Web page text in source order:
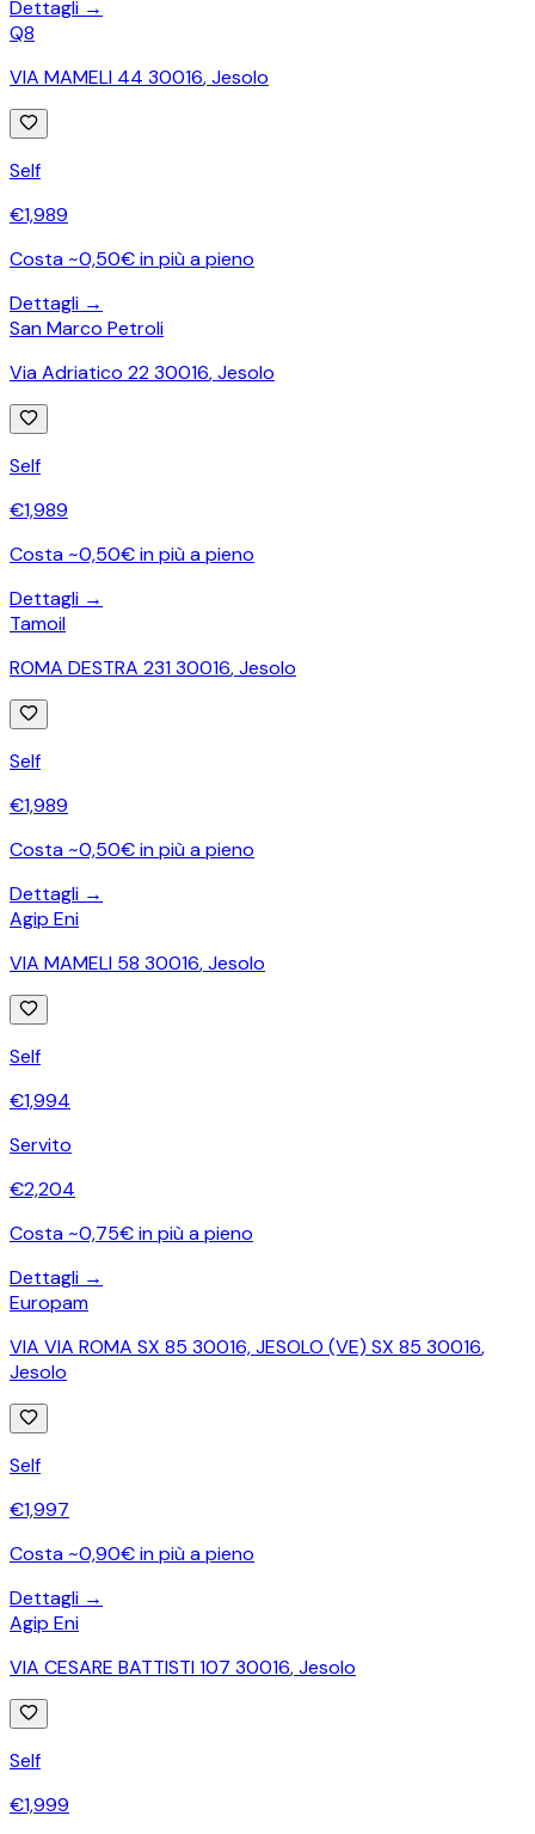
Dettagli →
Q8
VIA MAMELI 44 30016,Jesolo
Self
€1,989
Costa ~0,50€ in più a pieno
Dettagli →
San Marco Petroli
Via Adriatico 22 30016,Jesolo
Self
€1,989
Costa ~0,50€ in più a pieno
Dettagli →
Tamoil
ROMA DESTRA 231 30016,Jesolo
Self
€1,989
Costa ~0,50€ in più a pieno
Dettagli →
Agip Eni
VIA MAMELI 58 30016,Jesolo
Self
€1,994
Servito
€2,204
Costa ~0,75€ in più a pieno
Dettagli →
Europam
VIA VIA ROMA SX 85 30016, JESOLO (VE) SX 85 30016,
Jesolo
Self
€1,997
Costa ~0,90€ in più a pieno
Dettagli →
Agip Eni
VIA CESARE BATTISTI 107 30016,Jesolo
Self
€1,999